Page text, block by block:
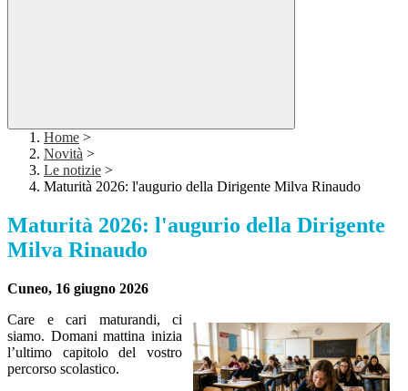
Home >
Novità >
Le notizie >
Maturità 2026: l'augurio della Dirigente Milva Rinaudo
Maturità 2026: l'augurio della Dirigente
Milva Rinaudo
Cuneo, 16 giugno 2026
​Care e cari maturandi, ci
siamo. Domani mattina inizia
l’ultimo capitolo del vostro
percorso scolastico.